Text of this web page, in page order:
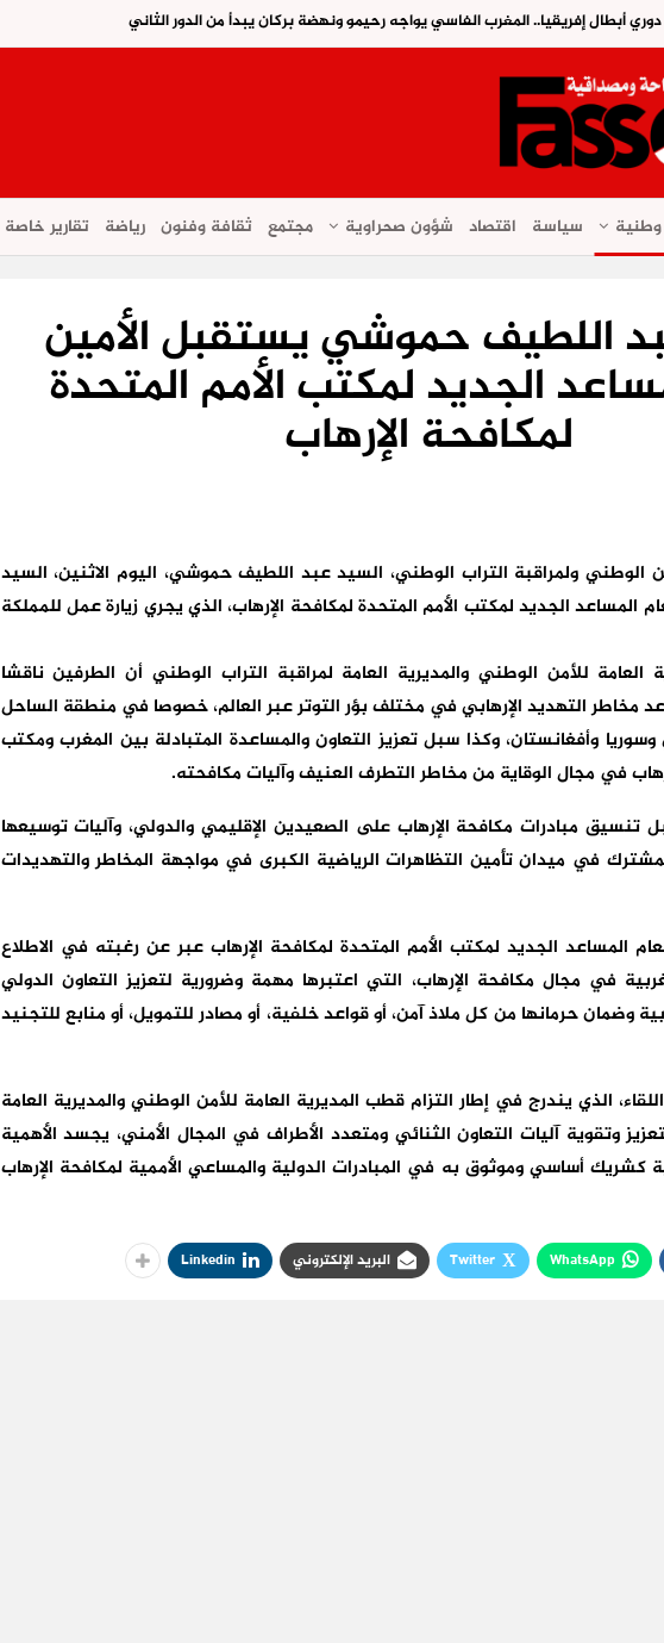
أبطال إفريقيا.. المغرب الفاسي يواجه رحيمو ونهضة بركان يبدأ من الدور الثاني
وطنية سياسة اقتصاد شؤون صحراوية مجتمع ثقافة وفنون رياضة تقارير خاصة
اللطيف حموشي يستقبل الأمين
الجديد لمكتب الأمم المتحدة
لمكافحة الإرهاب
الوطني ولمراقبة التراب الوطني، السيد عبد اللطيف حموشي، اليوم الاثنين، السيد
المساعد الجديد لمكتب الأمم المتحدة لمكافحة الإرهاب، الذي يجري زيارة عمل للمملكة
العامة للأمن الوطني والمديرية العامة لمراقبة التراب الوطني أن الطرفين ناقشا
مخاطر التهديد الإرهابي في مختلف بؤر التوتر عبر العالم، خصوصا في منطقة الساحل
وسوريا وأفغانستان، وكذا سبل تعزيز التعاون والمساعدة المتبادلة بين المغرب ومكتب
في مجال الوقاية من مخاطر التطرف العنيف وآليات مكافحته.
تنسيق مبادرات مكافحة الإرهاب على الصعيدين الإقليمي والدولي، وآليات توسيعها
في ميدان تأمين التظاهرات الرياضية الكبرى في مواجهة المخاطر والتهديدات
المساعد الجديد لمكتب الأمم المتحدة لمكافحة الإرهاب عبر عن رغبته في الاطلاع
في مجال مكافحة الإرهاب، التي اعتبرها مهمة وضرورية لتعزيز التعاون الدولي
وضمان حرمانها من كل ملاذ آمن، أو قواعد خلفية، أو مصادر للتمويل، أو منابع للتجنيد
الذي يندرج في إطار التزام قطب المديرية العامة للأمن الوطني والمديرية العامة
وتقوية آليات التعاون الثنائي ومتعدد الأطراف في المجال الأمني، يجسد الأهمية
كشريك أساسي وموثوق به في المبادرات الدولية والمساعي الأممية لمكافحة الإرهاب
WhatsApp
Twitter البريد الإلكتروني Linkedin